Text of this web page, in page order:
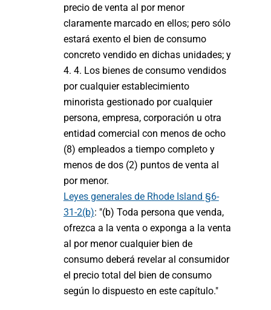
precio de venta al por menor
claramente marcado en ellos; pero sólo
estará exento el bien de consumo
concreto vendido en dichas unidades; y
4. 4. Los bienes de consumo vendidos
por cualquier establecimiento
minorista gestionado por cualquier
persona, empresa, corporación u otra
entidad comercial con menos de ocho
(8) empleados a tiempo completo y
menos de dos (2) puntos de venta al
por menor.
Leyes generales de Rhode Island §6-
31-2(b): "(b) Toda persona que venda,
ofrezca a la venta o exponga a la venta
al por menor cualquier bien de
consumo deberá revelar al consumidor
el precio total del bien de consumo
según lo dispuesto en este capítulo."